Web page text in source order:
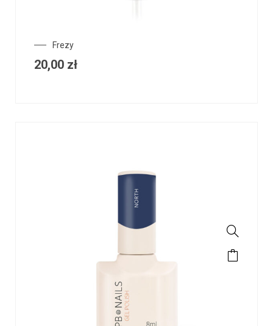
Frezy
20,00 zł